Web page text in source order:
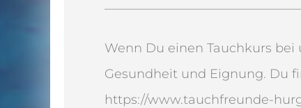
Wenn Du einen Tauchkurs
Gesundheit und Eignung. Du
https://www.tauchfreunde-